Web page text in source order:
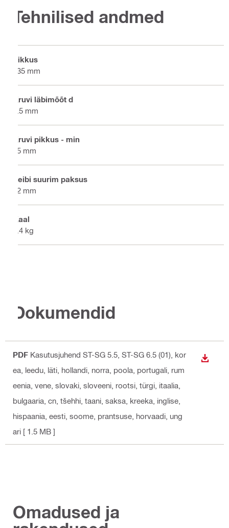
Tehnilised andmed
Pikkus
135 mm
Kruvi läbimõõt d
5.5 mm
Kruvi pikkus - min
55 mm
Seibi suurim paksus
12 mm
Kaal
0.4 kg
Dokumendid
PDF Kasutusjuhend ST-SG 5.5, ST-SG 6.5 (01) , kor
ea, leedu, läti, hollandi, norra, poola, portugali, rum
eenia, vene, slovaki, sloveeni, rootsi, türgi, itaalia,
bulgaaria, cn, tšehhi, taani, saksa, kreeka, inglise,
hispaania, eesti, soome, prantsuse, horvaadi, ung
ari [ 1.5 MB ]
Omadused ja